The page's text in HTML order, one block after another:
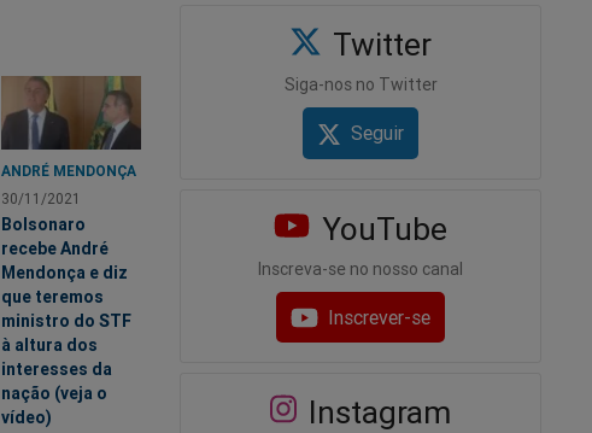
ANDRÉ MENDONÇA
30/11/2021
Bolsonaro
recebe André
Mendonça e diz
que teremos
ministro do STF
à altura dos
interesses da
nação (veja o
vídeo)
Twitter
Siga-nos no Twitter
Seguir
YouTube
Inscreva-se no nosso canal
Inscrever-se
Instagram